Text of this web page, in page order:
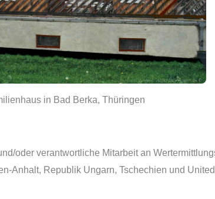
in Bad Berka, Thüringen
oder verantwortliche Mitarbeit an
Anhalt, Republik Ungarn, Tschechien und